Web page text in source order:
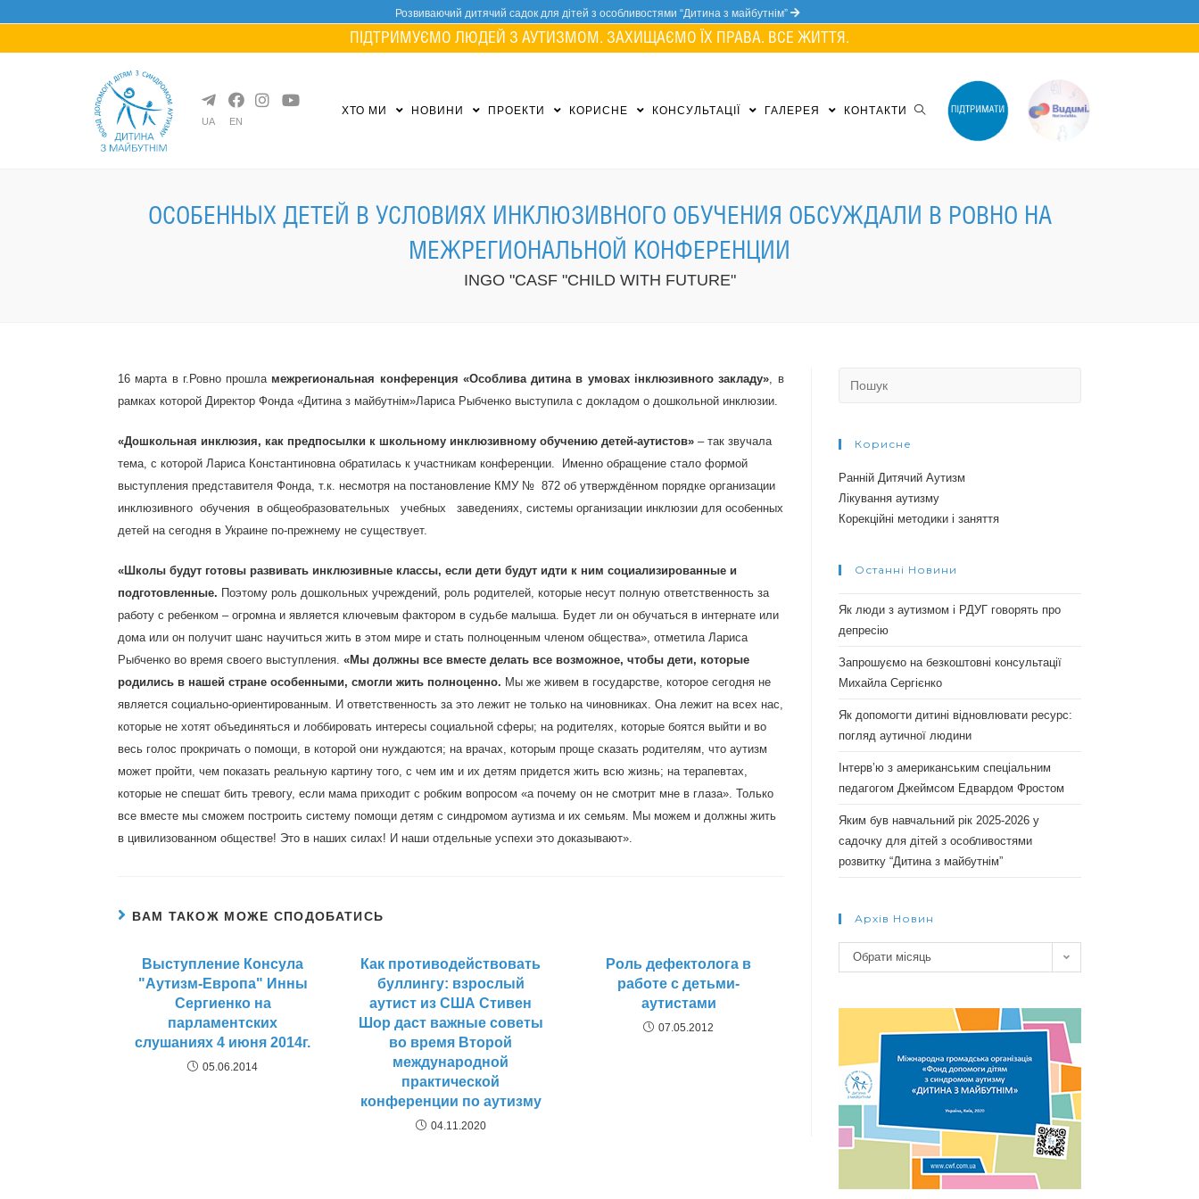
content
Розвиваючий дитячий садок для дітей з особливостями “Дитина з майбутнім”
ПІДТРИМУЄМО ЛЮДЕЙ З АУТИЗМОМ. ЗАХИЩАЄМО ЇХ ПРАВА. ВСЕ ЖИТТЯ.
UA EN
ХТО МИ НОВИНИ ПРОЕКТИ КОРИСНЕ КОНСУЛЬТАЦІЇ ГАЛЕРЕЯ КОНТАКТИ
ОСОБЕННЫХ ДЕТЕЙ В УСЛОВИЯХ ИНКЛЮЗИВНОГО ОБУЧЕНИЯ ОБСУЖДАЛИ В РОВНО НА
МЕЖРЕГИОНАЛЬНОЙ КОНФЕРЕНЦИИ
INGO "CASF "CHILD WITH FUTURE"
16 марта в г.Ровно прошла межрегиональная конференция «Особлива дитина в умовах інклюзивного закладу», в
рамках которой Директор Фонда «Дитина з майбутнім»Лариса Рыбченко выступила с докладом о дошкольной инклюзии.
«Дошкольная инклюзия, как предпосылки к школьному инклюзивному обучению детей-аутистов» – так звучала
тема, с которой Лариса Константиновна обратилась к участникам конференции. Именно обращение стало формой
выступления представителя Фонда, т.к. несмотря на постановление КМУ № 872 об утверждённом порядке организации
инклюзивного обучения в общеобразовательных учебных заведениях, системы организации инклюзии для особенных
детей на сегодня в Украине по-прежнему не существует.
«Школы будут готовы развивать инклюзивные классы, если дети будут идти к ним социализированные и
подготовленные. Поэтому роль дошкольных учреждений, роль родителей, которые несут полную ответственность за
работу с ребенком – огромна и является ключевым фактором в судьбе малыша. Будет ли он обучаться в интернате или
дома или он получит шанс научиться жить в этом мире и стать полноценным членом общества», отметила Лариса
Рыбченко во время своего выступления. «Мы должны все вместе делать все возможное, чтобы дети, которые
родились в нашей стране особенными, смогли жить полноценно. Мы же живем в государстве, которое сегодня не
является социально-ориентированным. И ответственность за это лежит не только на чиновниках. Она лежит на всех нас,
которые не хотят объединяться и лоббировать интересы социальной сферы; на родителях, которые боятся выйти и во
весь голос прокричать о помощи, в которой они нуждаются; на врачах, которым проще сказать родителям, что аутизм
может пройти, чем показать реальную картину того, с чем им и их детям придется жить всю жизнь; на терапевтах,
которые не спешат бить тревогу, если мама приходит с робким вопросом «а почему он не смотрит мне в глаза». Только
все вместе мы сможем построить систему помощи детям с синдромом аутизма и их семьям. Мы можем и должны жить
в цивилизованном обществе! Это в наших силах! И наши отдельные успехи это доказывают».
ВАМ ТАКОЖ МОЖЕ СПОДОБАТИСЬ
Выступление Консула
"Аутизм-Европа" Инны
Сергиенко на
парламентских
слушаниях 4 июня 2014г.
05.06.2014
Как противодействовать
буллингу: взрослый
аутист из США Стивен
Шор даст важные советы
во время Второй
международной
практической
конференции по аутизму
04.11.2020
Роль дефектолога в
работе с детьми-
аутистами
07.05.2012
Корисне
Ранній Дитячий Аутизм
Лікування аутизму
Корекційні методики і заняття
Останні Новини
Як люди з аутизмом і РДУГ говорять про
депресію
Запрошуємо на безкоштовні консультації
Михайла Сергієнко
Як допомогти дитині відновлювати ресурс:
погляд аутичної людини
Інтерв’ю з американським спеціальним
педагогом Джеймсом Едвардом Фростом
Яким був навчальний рік 2025-2026 у
садочку для дітей з особливостями
розвитку “Дитина з майбутнім”
Архів Новин
Архів
новин
Обрати місяць